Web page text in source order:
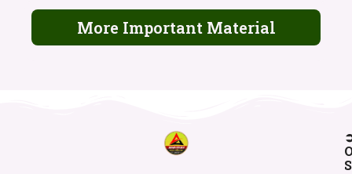
More Important Material